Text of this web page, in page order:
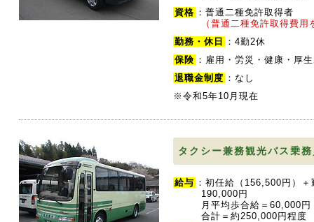
資格 ：普通二種免許取得者
（普通二種免許取得費
勤務・休日
：4勤2休
保険 ：雇用・労災・健康・厚
退職金制度 ：なし
※令和5年10月現在
タクシー兼務観光バス乗
給与 ：初任給（156,500円）
190,000円
月平均歩合給＝60,000
合計＝約250,000円程度